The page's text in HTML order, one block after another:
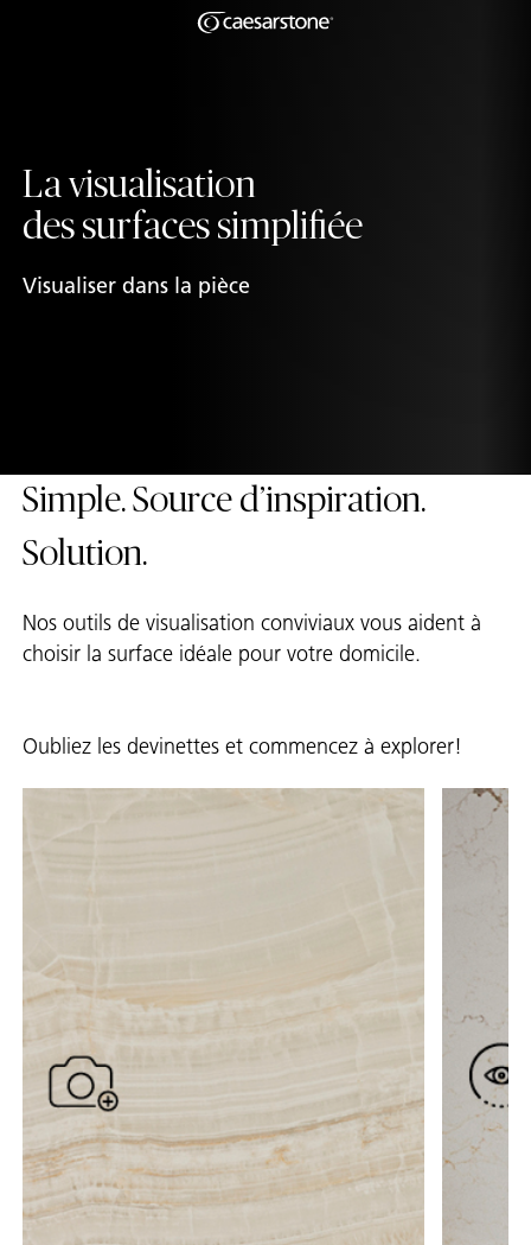
Shaped
Collection
La visualisation
des surfaces simplifiée
Visualiser dans la pièce
Simple. Source d’inspiration.
Solution.
Nos outils de visualisation conviviaux vous aident à
choisir la surface idéale pour votre domicile.
Oubliez les devinettes et commencez à explorer!